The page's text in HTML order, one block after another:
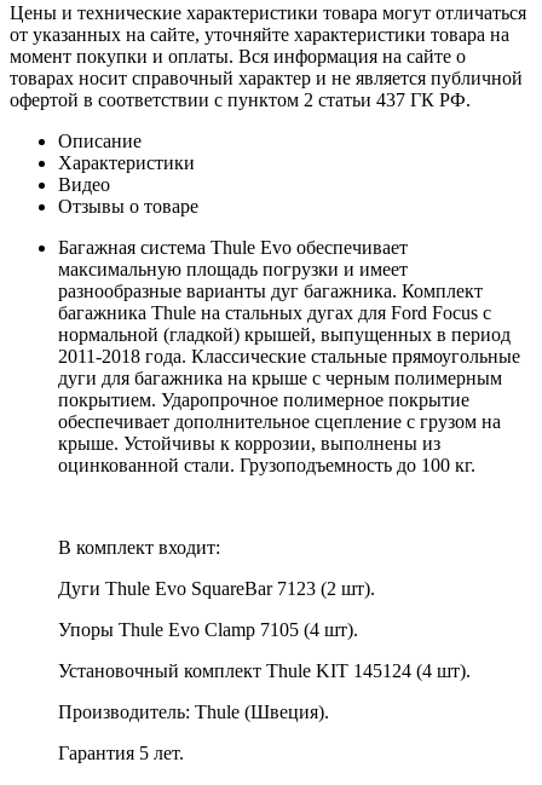
Цены и технические характеристики товара могут отличаться
от указанных на сайте, уточняйте характеристики товара на
момент покупки и оплаты. Вся информация на сайте о
товарах носит справочный характер и не является публичной
офертой в соответствии с пунктом 2 статьи 437 ГК РФ.
Описание
Характеристики
Видео
Отзывы о товаре
Багажная система Thule Evo обеспечивает
максимальную площадь погрузки и имеет
разнообразные варианты дуг багажника. Комплект
багажника Thule на стальных дугах для Ford Focus с
нормальной (гладкой) крышей, выпущенных в период
2011-2018 года. Классические стальные прямоугольные
дуги для багажника на крыше с черным полимерным
покрытием. Ударопрочное полимерное покрытие
обеспечивает дополнительное сцепление с грузом на
крыше. Устойчивы к коррозии, выполнены из
оцинкованной стали. Грузоподъемность до 100 кг.
В комплект входит:
Дуги Thule Evo SquareBar 7123 (2 шт).
Упоры Thule Evo Clamp 7105 (4 шт).
Установочный комплект Thule KIT 145124 (4 шт).
Производитель: Thule (Швеция).
Гарантия 5 лет.